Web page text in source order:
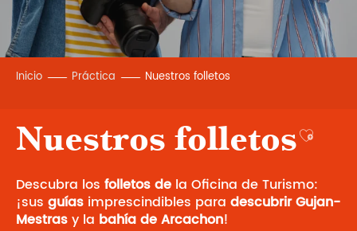
Inicio Práctica Nuestros folletos
Nuestros folletos
Descubra los folletos de la Oficina de Turismo:
¡sus guías imprescindibles para descubrirGujan-
Mestrasy la bahía de Arcachon!